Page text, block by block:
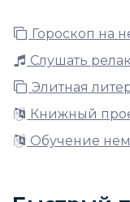
Гороскоп на
Слушать
Элитная
Книжный
Обучение